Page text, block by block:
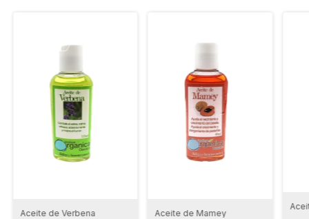
Aceite de Verbena Aceite de Mamey